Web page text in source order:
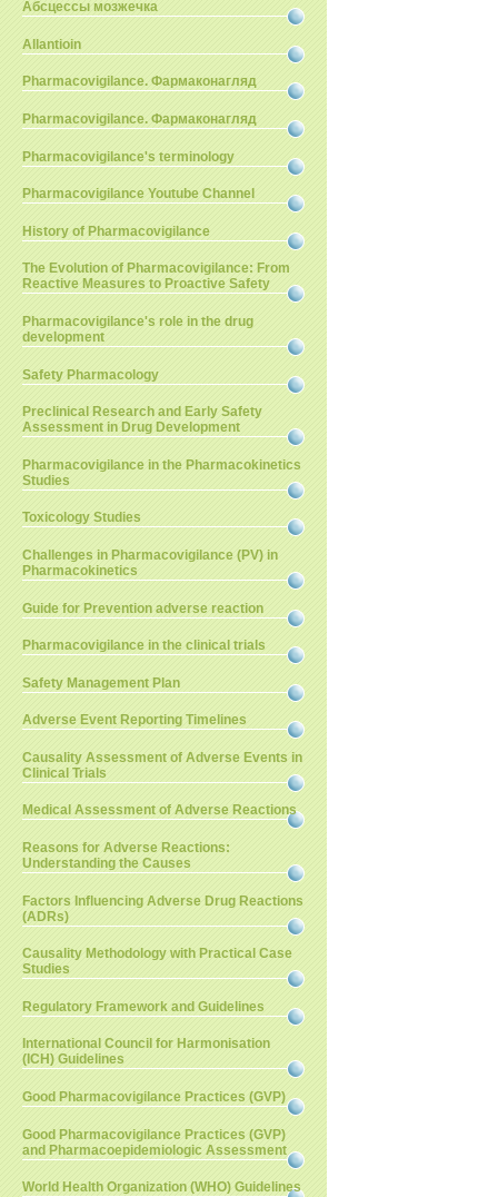
Абсцессы мозжечка
Allantioin
Pharmacovigilance. Фармаконагляд
Pharmacovigilance. Фармаконагляд
Pharmacovigilance's terminology
Pharmacovigilance Youtube Channel
History of Pharmacovigilance
The Evolution of Pharmacovigilance: From
Reactive Measures to Proactive Safety
Pharmacovigilance's role in the drug
development
Safety Pharmacology
Preclinical Research and Early Safety
Assessment in Drug Development
Pharmacovigilance in the Pharmacokinetics
Studies
Toxicology Studies
Challenges in Pharmacovigilance (PV) in
Pharmacokinetics
Guide for Prevention adverse reaction
Pharmacovigilance in the clinical trials
Safety Management Plan
Adverse Event Reporting Timelines
Causality Assessment of Adverse Events in
Clinical Trials
Medical Assessment of Adverse Reactions
Reasons for Adverse Reactions:
Understanding the Causes
Factors Influencing Adverse Drug Reactions
(ADRs)
Causality Methodology with Practical Case
Studies
Regulatory Framework and Guidelines
International Council for Harmonisation
(ICH) Guidelines
Good Pharmacovigilance Practices (GVP)
Good Pharmacovigilance Practices (GVP)
and Pharmacoepidemiologic Assessment
World Health Organization (WHO) Guidelines